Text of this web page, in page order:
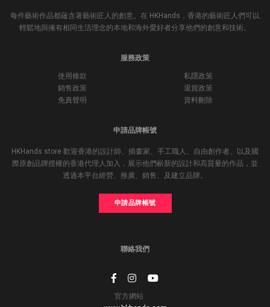
每件藝術作品都蘊含著藝術匠人的創意。在 HKHands，香港的藝術匠人們可以
輕鬆地與擁有相同生活理念的本地和海外愛好者分享他們的創意和技術。
服務政策
使用條款
私隱政策
銷售政策
退貨政策
免責聲明
資料刪除
申請品牌帳號
HKHands store 歡迎香港的設計師、插畫家、手工職人、自由創作者、以及國
際原創品牌授權的香港代理人加入，展示他們嶄新的設計和高質量的作品，並
透過本平台經營、推廣、銷售、及建立品牌。
申請品牌帳號
聯絡我們
官方網站